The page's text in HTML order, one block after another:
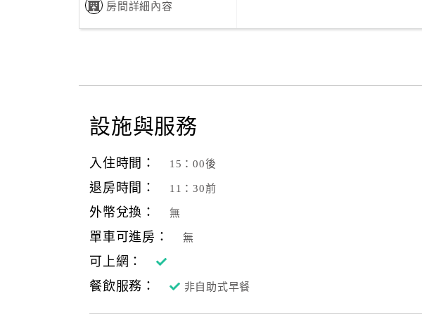
房間詳細內容
設施與服務
入住時間： 15：00後
退房時間： 11：30前
外幣兌換： 無
單車可進房： 無
可上網：
餐飲服務： 非自助式早餐